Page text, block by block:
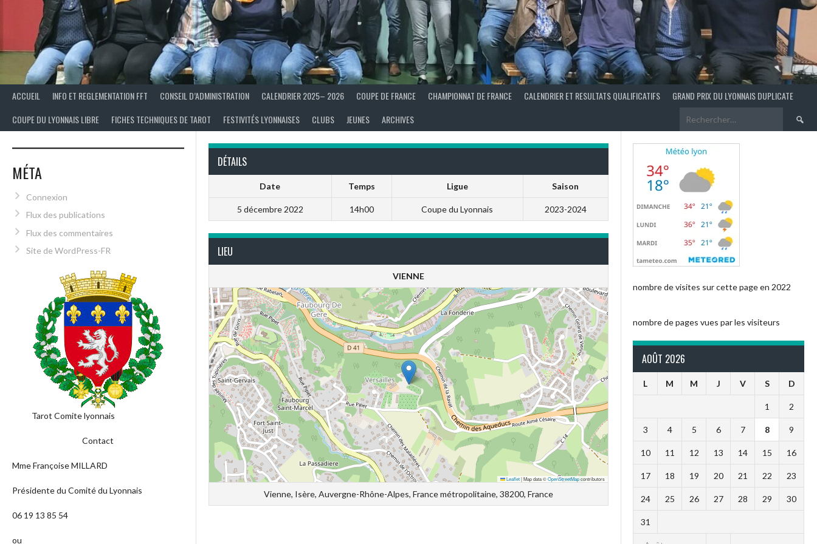
ACCUEIL INFO ET REGLEMENTATION FFT CONSEIL D’ADMINISTRATION CALENDRIER 2025– 2026 COUPE DE FRANCE CHAMPIONNAT DE FRANCE CALENDRIER ET RESULTATS QUALIFICATIFS
GRAND PRIX DU LYONNAIS DUPLICATE
COUPE DU LYONNAIS LIBRE
FICHES TECHNIQUES DE TAROT FESTIVITÉS LYONNAISES CLUBS JEUNES ARCHIVES
DÉTAILS
Date Temps Ligue Saison
5 décembre 2022 14h00 Coupe du Lyonnais 2023-2024
LIEU
VIENNE
Leaflet |Map data ©OpenStreetMapcontributors
Vienne, Isère, Auvergne-Rhône-Alpes, France métropolitaine, 38200, France
MÉTA
Connexion
Flux des publications
Flux des commentaires
Site de WordPress-FR
Tarot Comite lyonnais
Contact
Mme Françoise MILLARD
Présidente du Comité du Lyonnais
06 19 13 85 54
ou
nombre de visites sur cette page en 2022
nombre de pages vues par les visiteurs
AOÛT 2026
L M M J V S D
1 2
3 4 5 6 7 8 9
10 11 12 13 14 15 16
17 18 19 20 21 22 23
24 25 26 27 28 29 30
31